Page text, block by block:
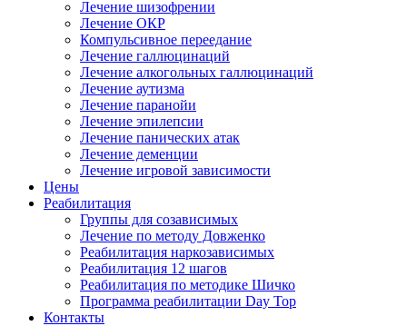
Лечение шизофрении
Лечение ОКР
Компульсивное переедание
Лечение галлюцинаций
Лечение алкогольных галлюцинаций
Лечение аутизма
Лечение паранойи
Лечение эпилепсии
Лечение панических атак
Лечение деменции
Лечение игровой зависимости
Цены
Реабилитация
Группы для созависимых
Лечение по методу Довженко
Реабилитация наркозависимых
Реабилитация 12 шагов
Реабилитация по методике Шичко
Программа реабилитации Day Top
Контакты